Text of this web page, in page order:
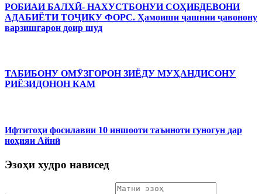
РОБИАИ БАЛХӢ- НАХУСТБОНУИ СОҲИБДЕВОНИ
АДАБИЁТИ ТОҶИКУ ФОРС. Ҳамоиши ҷашнии ҷавонону
варзишгарон доир шуд
ТАБИБОНУ ОМӮЗГОРОН ЗИЁДУ МУҲАНДИСОНУ
РИЁЗИДОНОН КАМ
Ифтитоҳи фосилавии 10 иншооти таъиноти гуногун дар
ноҳияи Айнӣ
Эзоҳи худро нависед